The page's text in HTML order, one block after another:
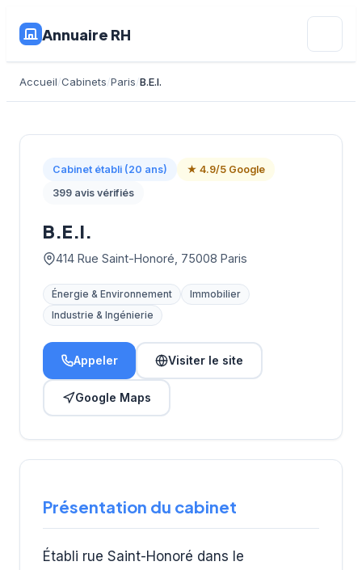
Annuaire RH
Accueil Cabinets Paris B.E.I.
Cabinet établi (20 ans)
★ 4.9/5 Google
399 avis vérifiés
B.E.I.
414 Rue Saint-Honoré, 75008 Paris
Énergie & Environnement
Immobilier
Industrie & Ingénierie
Appeler Visiter le site
Google Maps
Présentation du cabinet
Établi rue Saint-Honoré dans le